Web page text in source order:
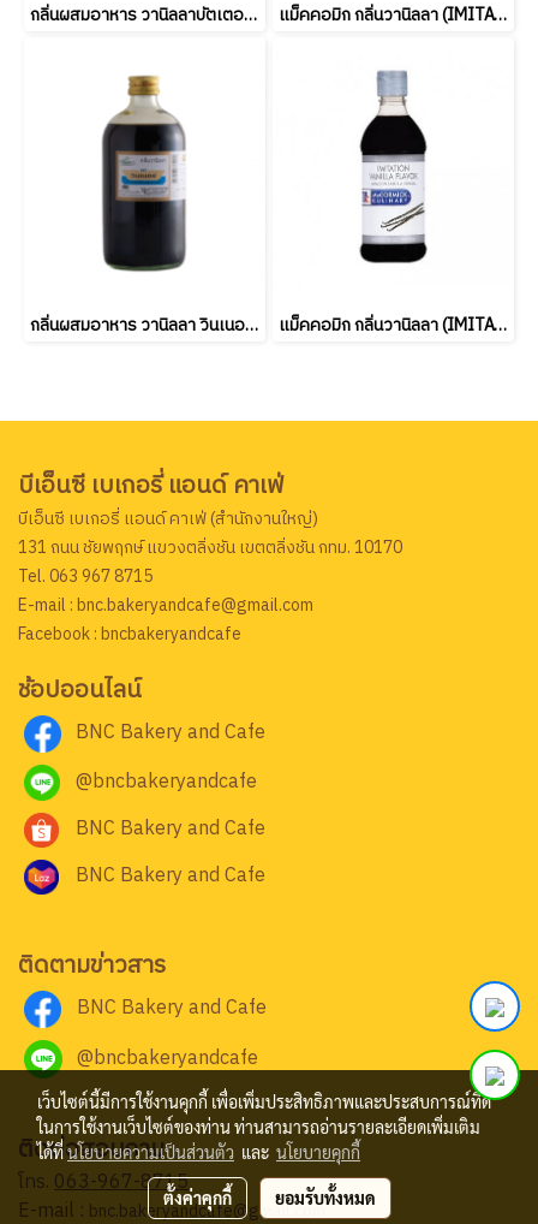
กลิ่นผสมอาหาร วานิลลาบัตเตอร์ วินเนอร์ (Winner’s Vanilla Butter Flavour) ขนาด 454 มล. แม็คคอมิก กลิ่นวานิลลา (IMITATION VANILLA FLAVOR) 473 ml
กลิ่นผสมอาหาร วานิลลา วินเนอร์ (Winner’s Vanilla Flavour) ขนาด 454 มล. แม็คคอมิก กลิ่นวานิลลา (IMITATION VANILLA FLAVOR) 473 ml (ยกลัง6ชิ้น)
บีเอ็นซี เบเกอรี่ แอนด์ คาเฟ่
บีเอ็นซี เบเกอรี่ แอนด์ คาเฟ่ (สำนักงานใหญ่)
131 ถนน ชัยพฤกษ์ แขวงตลิ่งชัน เขตตลิ่งชัน กทม. 10170
Tel. 063 967 8715
E-mail : bnc.bakeryandcafe@gmail.com
Facebook : bncbakeryandcafe
ช้อปออนไลน์
BNC Bakery and Cafe
@bncbakeryandcafe
BNC Bakery and Cafe
BNC Bakery and Cafe
ติดตามข่าวสาร
BNC Bakery and Cafe
@bncbakeryandcafe
ติดต่อสอบถาม
โทร.063-967-8715
E-mail : bnc.bakeryandcafe@gmail.com
เว็บไซต์นี้มีการใช้งานคุกกี้ เพื่อเพิ่มประสิทธิภาพและประสบการณ์ที่ดี
ในการใช้งานเว็บไซต์ของท่าน ท่านสามารถอ่านรายละเอียดเพิ่มเติม
ได้ที่นโยบายความเป็นส่วนตัว และ นโยบายคุกกี้
ตั้งค่าคุกกี้ ยอมรับทั้งหมด